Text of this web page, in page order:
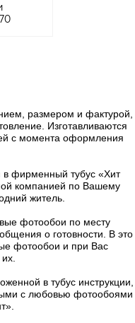
размером и фактурой,
Изготавливаются
с момента оформления
фирменный тубус «Хит
компанией по Вашему
житель.
фотообои по месту
о готовности. В это
фотообои и при Вас
в тубус инструкции,
с любовью фотообоями